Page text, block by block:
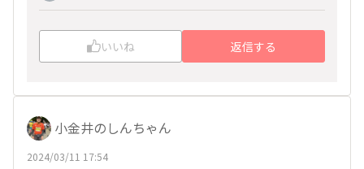
いいね 返信する
小金井のしんちゃん
2024/03/11 17:54